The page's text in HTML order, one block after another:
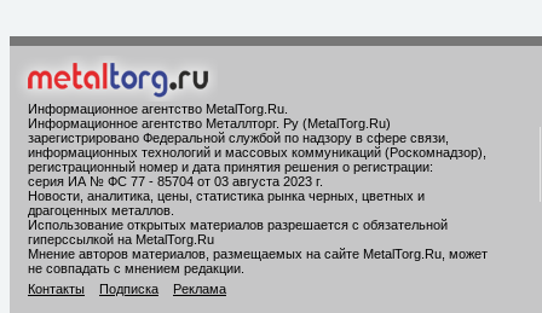
Информационное агентство MetalTorg.Ru
Информационное агентство Металлторг. Ру (MetalTorg.Ru)
зарегистрировано Федеральной службой по надзору в сфере связи,
информационных технологий и массовых коммуникаций (Роскомнадзор),
регистрационный номер и дата принятия решения о регистрации:
серия ИА № ФС 77 - 85704 от 03 августа 2023 г.
Новости, аналитика, цены, статистика рынка черных, цветных и
драгоценных металлов.
Использование открытых материалов разрешается с обязательной
гиперссылкой на MetalTorg.Ru
Мнение авторов материалов, размещаемых на сайте MetalTorg.Ru, может
не совпадать с мнением редакции.
Контакты
Подписка Реклама